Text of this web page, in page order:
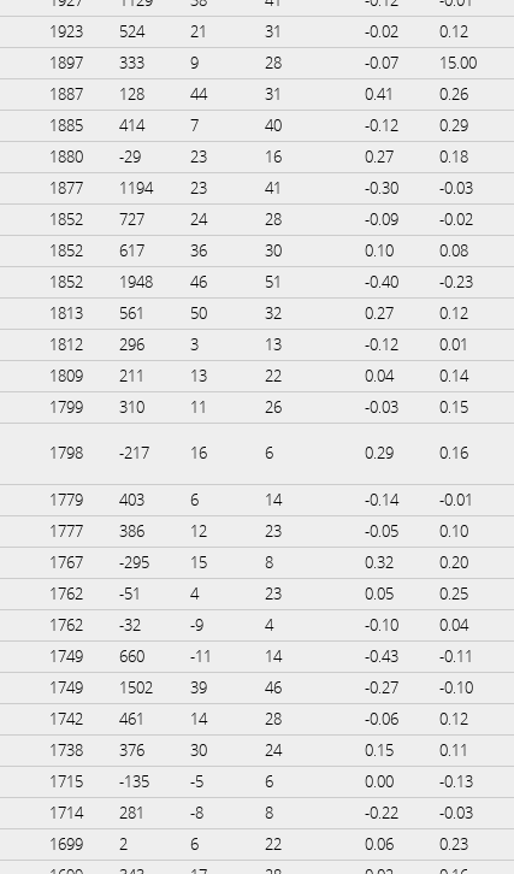
1923 524 21 31 -0.02 0.12
1897 333 9 28 -0.07 15.00
1887 128 44 31 0.41 0.26
1885 414 7 40 -0.12 0.29
1880 -29 23 16 0.27 0.18
1877 1194 23 41 -0.30 -0.03
1852 727 24 28 -0.09 -0.02
1852 617 36 30 0.10 0.08
1852 1948 46 51 -0.40 -0.23
1813 561 50 32 0.27 0.12
1812 296 3 13 -0.12 0.01
1809 211 13 22 0.04 0.14
1799 310 11 26 -0.03 0.15
1798 -217 16 6 0.29 0.16
1779 403 6 14 -0.14 -0.01
1777 386 12 23 -0.05 0.10
1767 -295 15 8 0.32 0.20
1762 -51 4 23 0.05 0.25
1762 -32 -9 4 -0.10 0.04
1749 660 -11 14 -0.43 -0.11
1749 1502 39 46 -0.27 -0.10
1742 461 14 28 -0.06 0.12
1738 376 30 24 0.15 0.11
1715 -135 -5 6 0.00 -0.13
1714 281 -8 8 -0.22 -0.03
1699 2 6 22 0.06 0.23